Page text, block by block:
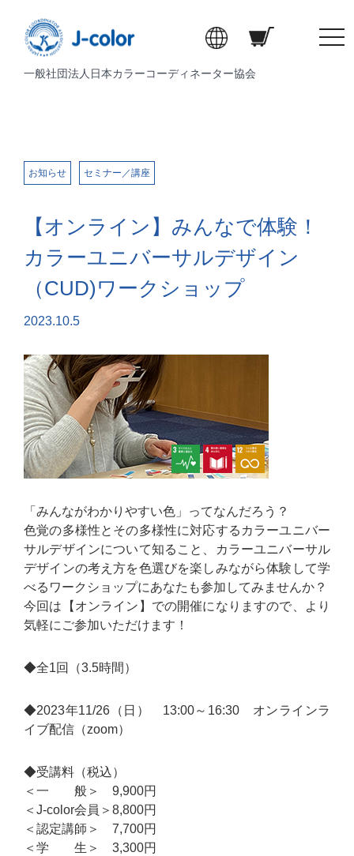
一般社団法人日本カラーコーディネーター協会
t
お知らせ セミナー／講座
【オンライン】みんなで体験！
カラーユニバーサルデザイン
（CUD)ワークショップ
2023.10.5
「みんながわかりやすい色」ってなんだろう？
色覚の多様性とその多様性に対応するカラーユニバー
サルデザインについて知ること、カラーユニバーサル
デザインの考え方を色選びを楽しみながら体験して学
べるワークショップにあなたも参加してみませんか？
今回は【オンライン】での開催になりますので、より
気軽にご参加いただけます！
◆全1回（3.5時間）
◆2023年11/26（日） 13:00～16:30 オンラインラ
イブ配信（zoom）
◆受講料（税込）
＜一 般＞ 9,900円
＜J-color会員＞8,800円
＜認定講師＞ 7,700円
＜学 生＞ 3,300円